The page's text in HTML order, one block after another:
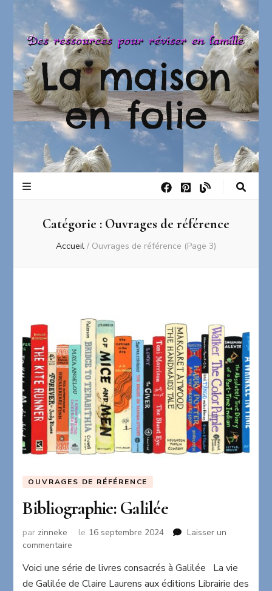
La maison
en folie
Catégorie : Ouvrages de référence
Accueil / Ouvrages de référence (Page 3)
OUVRAGES DE RÉFÉRENCE
Bibliographie: Galilée
par zinneke le 16 septembre 2024
Laisser un
commentaire
Galilée
Voici une série de livres consacrés à Galilée La vie
de Galilée de Claire Laurens aux éditions Librairie des